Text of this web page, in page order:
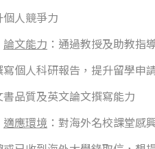
個人競爭力
論文能力 ：通過教授及助教指
寫個人科研報告，提升留學申
書品質及英文論文撰寫能力
適應環境 ：對海外名校課堂感